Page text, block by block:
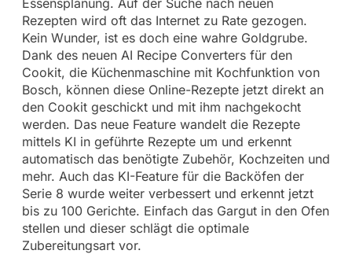
Rezepten wird oft das Internet zu Rate gezogen.
Kein Wunder, ist es doch eine wahre Goldgrube.
Dank des neuen AI Recipe Converters für den
Cookit, die Küchenmaschine mit Kochfunktion von
Bosch, können diese Online-Rezepte jetzt direkt an
den Cookit geschickt und mit ihm nachgekocht
werden. Das neue Feature wandelt die Rezepte
mittels KI in geführte Rezepte um und erkennt
automatisch das benötigte Zubehör, Kochzeiten und
mehr. Auch das KI-Feature für die Backöfen der
Serie 8 wurde weiter verbessert und erkennt jetzt
bis zu 100 Gerichte. Einfach das Gargut in den Ofen
stellen und dieser schlägt die optimale
Zubereitungsart vor.